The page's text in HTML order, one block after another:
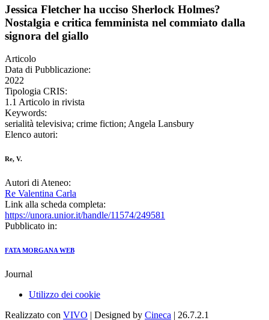
Jessica Fletcher ha ucciso Sherlock Holmes?
Nostalgia e critica femminista nel commiato dalla
signora del giallo
Articolo
Data di Pubblicazione:
2022
Tipologia CRIS:
1.1 Articolo in rivista
Keywords:
serialità televisiva; crime fiction; Angela Lansbury
Elenco autori:
Re, V.
Autori di Ateneo:
Re Valentina Carla
Link alla scheda completa:
https://unora.unior.it/handle/11574/249581
Pubblicato in:
FATA MORGANA WEB
Journal
Utilizzo dei cookie
Realizzato con VIVO | Designed by Cineca | 26.7.2.1